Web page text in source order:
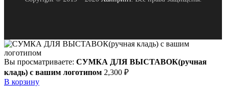
Вы просматриваете: СУМКА ДЛЯ ВЫСТАВОК(ручная
кладь) с вашим логотипом 2,300 ₽
В корзину